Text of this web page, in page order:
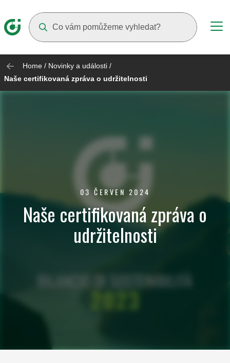
Home / Novinky a události /
Naše certifikovaná zpráva o udržitelnosti
03 ČERVEN 2024
Naše certifikovaná zpráva o
udržitelnosti